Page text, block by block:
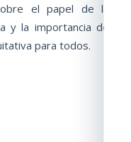
el papel de la
y la importancia de
para todos.